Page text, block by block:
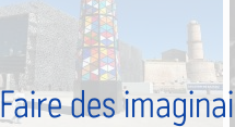
Faire des